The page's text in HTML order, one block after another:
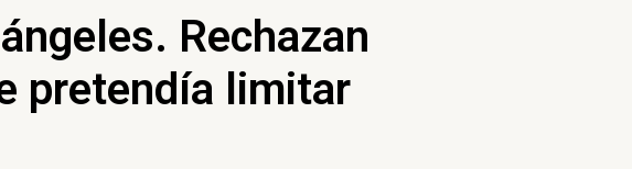
Rechazan
pretendía limitar